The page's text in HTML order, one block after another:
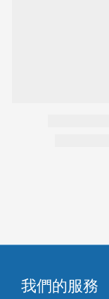
我們的服務